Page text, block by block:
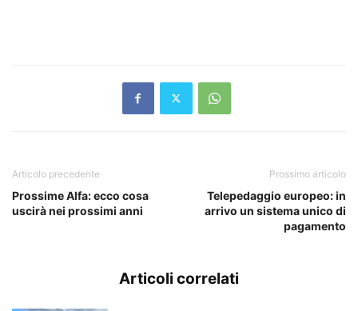
Articolo precedente
Prossime Alfa: ecco cosa
uscirà nei prossimi anni
Prossimo articolo
Telepedaggio europeo: in
arrivo un sistema unico di
pagamento
Articoli correlati